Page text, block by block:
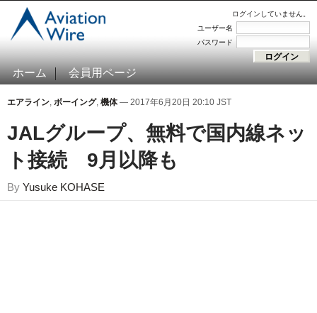
ログインしていません。
ユーザー名
パスワード
ホーム 会員用ページ
エアライン, ボーイング, 機体— 2017年6月20日 20:10 JST
JALグループ、無料で国内線ネッ
ト接続 9月以降も
By Yusuke KOHASE